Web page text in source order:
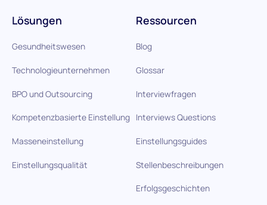
Lösungen
Gesundheitswesen
Technologieunternehmen
BPO und Outsourcing
Kompetenzbasierte Einstellung
Masseneinstellung
Einstellungsqualität
Ressourcen
Blog
Glossar
Interviewfragen
Interviews Questions
Einstellungsguides
Stellenbeschreibungen
Erfolgsgeschichten